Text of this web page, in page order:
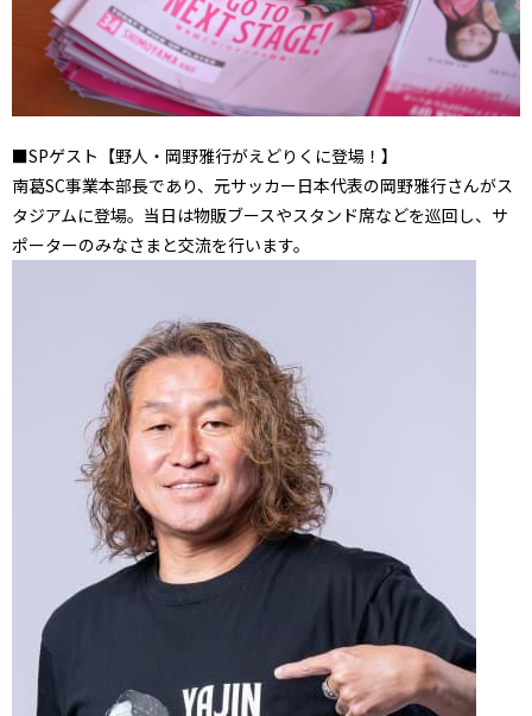
■SPゲスト【野人・岡野雅行がえどりくに登場！】
南葛SC事業本部長であり、元サッカー日本代表の岡野雅行さんがス
タジアムに登場。当日は物販ブースやスタンド席などを巡回し、サ
ポーターのみなさまと交流を行います。